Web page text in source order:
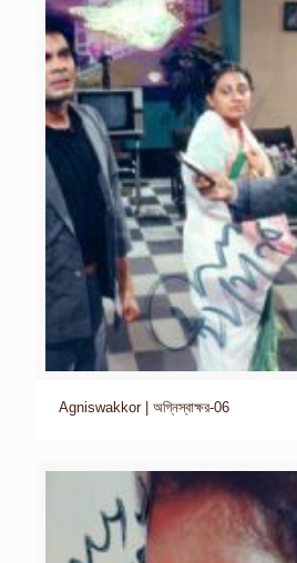
Agniswakkor | অগ্নিস্বাক্ষর-06